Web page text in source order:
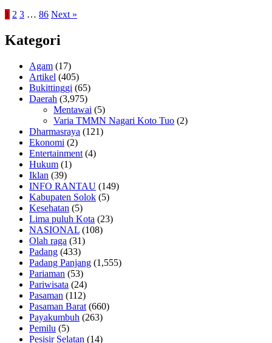
1 2 3 … 86 Next »
Kategori
Agam (17)
Artikel (405)
Bukittinggi (65)
Daerah (3,975)
Mentawai (5)
Varia TMMN Nagari Koto Tuo (2)
Dharmasraya (121)
Ekonomi (2)
Entertainment (4)
Hukum (1)
Iklan (39)
INFO RANTAU (149)
Kabupaten Solok (5)
Kesehatan (5)
Lima puluh Kota (23)
NASIONAL (108)
Olah raga (31)
Padang (433)
Padang Panjang (1,555)
Pariaman (53)
Pariwisata (24)
Pasaman (112)
Pasaman Barat (660)
Payakumbuh (263)
Pemilu (5)
Pesisir Selatan (14)